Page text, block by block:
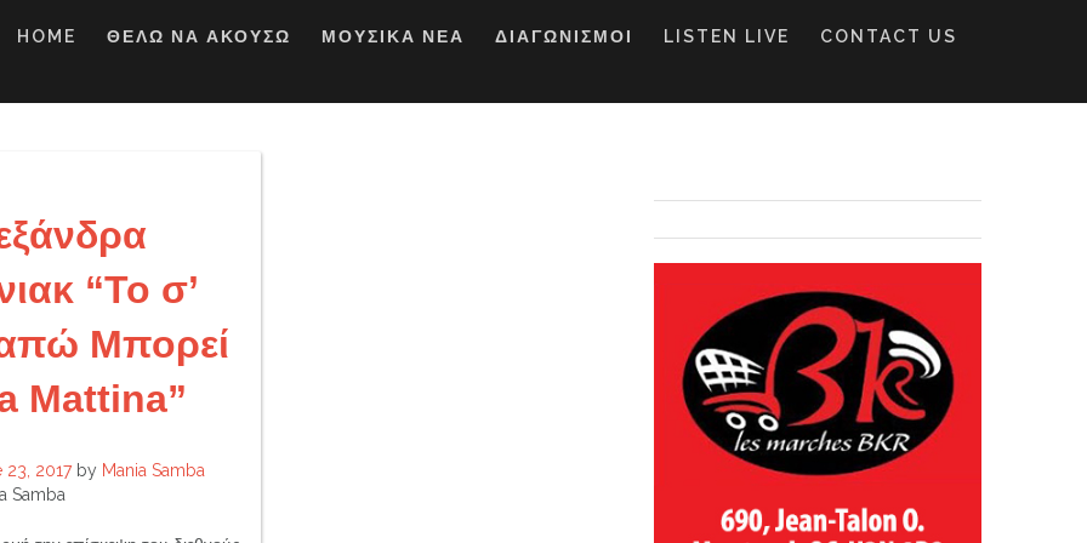
HOME ΘΕΛΩ ΝΑ ΑΚΟΥΣΩ ΜΟΥΣΙΚΑ ΝΕΑ ΔΙΑΓΩΝΙΣΜΟΙ LISTEN LIVE CONTACT US
“Το σ’
Μπορεί
Mattina”
23, 2017by Mania Samba
Samba